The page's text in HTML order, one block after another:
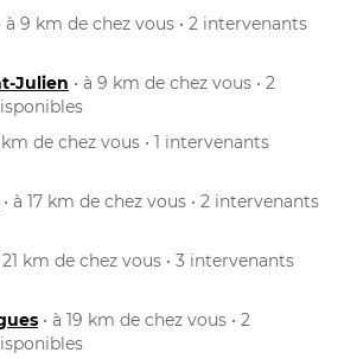
à 9 km de chez vous • 2 intervenants
Julien • à 9 km de chez vous • 2
km de chez vous • 1 intervenants
• à 17 km de chez vous • 2 intervenants
21 km de chez vous • 3 intervenants
• à 19 km de chez vous • 2